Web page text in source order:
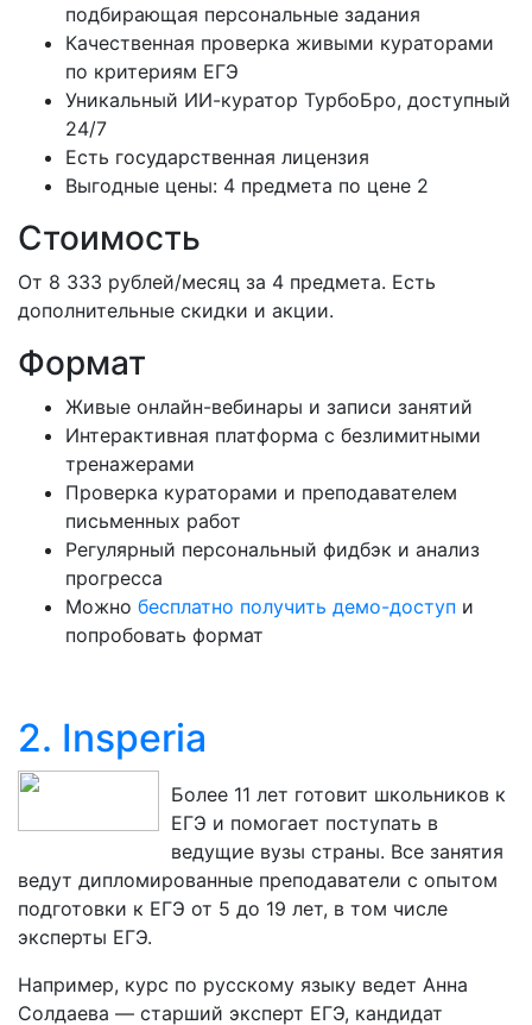
подбирающая персональные задания
Качественная проверка живыми кураторами
по критериям ЕГЭ
Уникальный ИИ-куратор ТурбоБро, доступный
24/7
Есть государственная лицензия
Выгодные цены: 4 предмета по цене 2
Стоимость
От 8 333 рублей/месяц за 4 предмета. Есть
дополнительные скидки и акции.
Формат
Живые онлайн-вебинары и записи занятий
Интерактивная платформа с безлимитными
тренажерами
Проверка кураторами и преподавателем
письменных работ
Регулярный персональный фидбэк и анализ
прогресса
Можно бесплатно получить демо-доступ и
попробовать формат
2. Insperia
Более 11 лет готовит школьников к
ЕГЭ и помогает поступать в
ведущие вузы страны. Все занятия
ведут дипломированные преподаватели с опытом
подготовки к ЕГЭ от 5 до 19 лет, в том числе
эксперты ЕГЭ.
Например, курс по русскому языку ведет Анна
Солдаева — старший эксперт ЕГЭ, кандидат